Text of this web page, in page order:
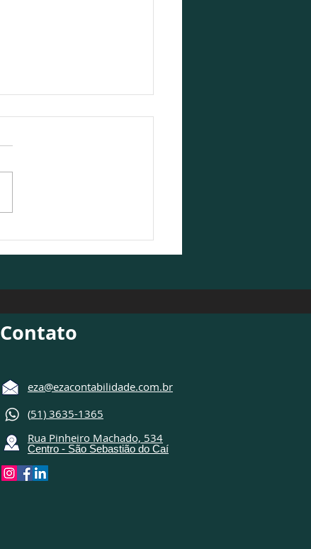
Contato
eza@ezacontabilidade.com.br
(51) 3635-1365
Rua Pinheiro Machado, 534
Centro - São Sebastião do Caí